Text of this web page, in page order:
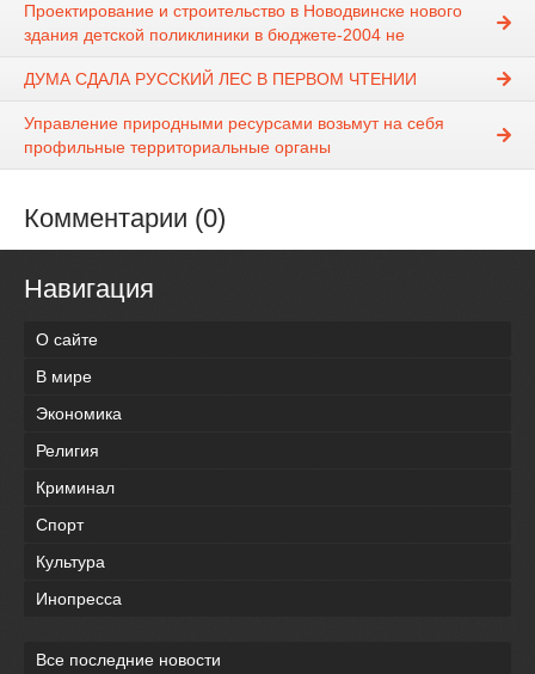
Проектирование и строительство в Новодвинске нового
здания детской поликлиники в бюджете-2004 не
ДУМА СДАЛА РУССКИЙ ЛЕС В ПЕРВОМ ЧТЕНИИ
Управление природными ресурсами возьмут на себя
профильные территориальные органы
Комментарии (0)
Навигация
О сайте
В мире
Экономика
Религия
Криминал
Спорт
Культура
Инопресса
Все последние новости